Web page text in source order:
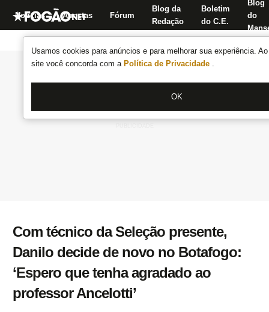
Usamos cookies para anúncios e para melhorar sua experiência.
site você concorda com a Política de Privacidade .
OK
Notícias Apostas Fórum
Blog da
Redação
Boletim
do C.E.
Blog
do
Com técnico da Seleção presente,
Danilo decide de novo no Botafogo:
‘Espero que tenha agradado ao
professor Ancelotti’